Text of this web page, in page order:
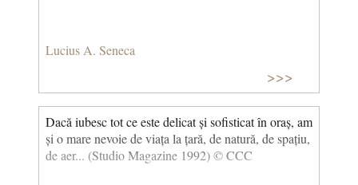
Lucius A. Seneca
>>>
Dacă iubesc tot ce este delicat și sofisticat în oraș, am
și o mare nevoie de viața la țară, de natură, de spațiu,
de aer... (Studio Magazine 1992) © CCC